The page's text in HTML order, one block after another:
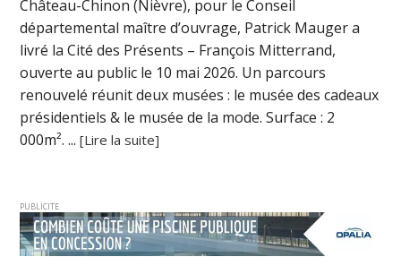
Château-Chinon (Nièvre), pour le Conseil
départemental maître d’ouvrage, Patrick Mauger a
livré la Cité des Présents – François Mitterrand,
ouverte au public le 10 mai 2026. Un parcours
renouvelé réunit deux musées : le musée des cadeaux
présidentiels & le musée de la mode. Surface : 2
000m². ...[Lire la suite]
PUBLICITE